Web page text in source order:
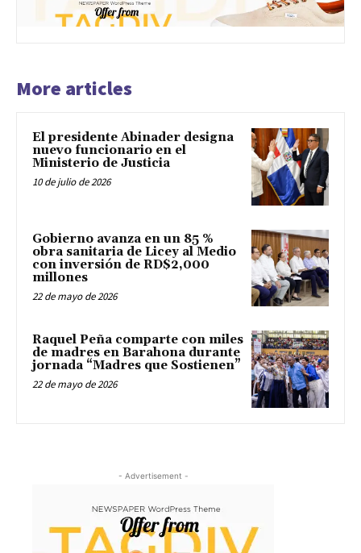
More articles
El presidente Abinader designa
nuevo funcionario en el
Ministerio de Justicia
10 de julio de 2026
Gobierno avanza en un 85 %
obra sanitaria de Licey al Medio
con inversión de RD$2,000
millones
22 de mayo de 2026
Raquel Peña comparte con miles
de madres en Barahona durante
jornada “Madres que Sostienen”
22 de mayo de 2026
- Advertisement -